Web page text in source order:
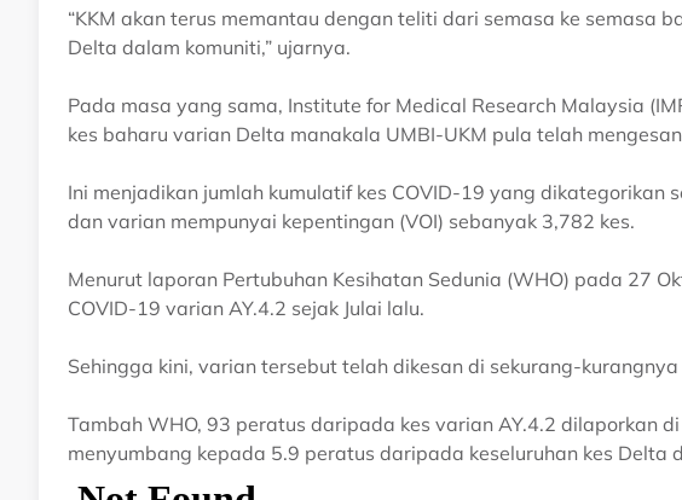
“KKM akan terus memantau dengan teliti dari semasa ke semasa
Delta dalam komuniti,” ujarnya.
Pada masa yang sama, Institute for Medical Research Malaysia
kes baharu varian Delta manakala UMBI-UKM pula telah
Ini menjadikan jumlah kumulatif kes COVID-19 yang dikategorikan
dan varian mempunyai kepentingan (VOI) sebanyak 3,782 kes.
Menurut laporan Pertubuhan Kesihatan Sedunia (WHO) pada 27
COVID-19 varian AY.4.2 sejak Julai lalu.
Sehingga kini, varian tersebut telah dikesan di sekurang-
Tambah WHO, 93 peratus daripada kes varian AY.4.2 dilaporkan
menyumbang kepada 5.9 peratus daripada keseluruhan kes Delta